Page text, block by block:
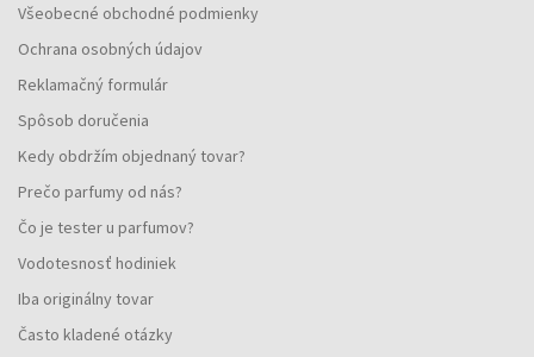
Všeobecné obchodné podmienky
Ochrana osobných údajov
Reklamačný formulár
Spôsob doručenia
Kedy obdržím objednaný tovar?
Prečo parfumy od nás?
Čo je tester u parfumov?
Vodotesnosť hodiniek
Iba originálny tovar
Často kladené otázky